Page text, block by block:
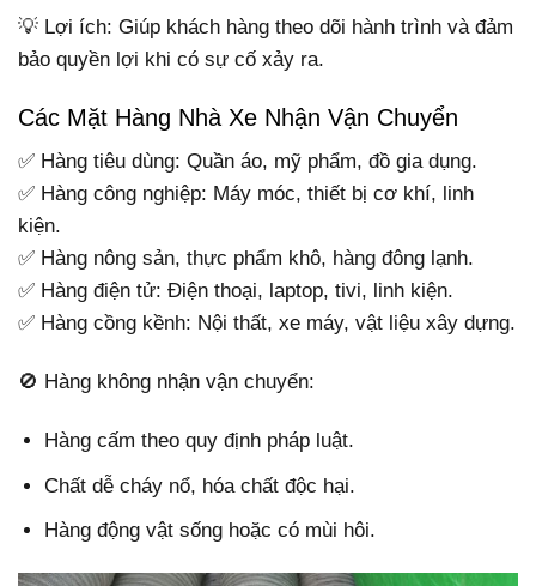
💡 Lợi ích: Giúp khách hàng theo dõi hành trình và đảm
bảo quyền lợi khi có sự cố xảy ra.
Các Mặt Hàng Nhà Xe Nhận Vận Chuyển
✅ Hàng tiêu dùng: Quần áo, mỹ phẩm, đồ gia dụng.
✅ Hàng công nghiệp: Máy móc, thiết bị cơ khí, linh
kiện.
✅ Hàng nông sản, thực phẩm khô, hàng đông lạnh.
✅ Hàng điện tử: Điện thoại, laptop, tivi, linh kiện.
✅ Hàng cồng kềnh: Nội thất, xe máy, vật liệu xây dựng.
🚫 Hàng không nhận vận chuyển:
Hàng cấm theo quy định pháp luật.
Chất dễ cháy nổ, hóa chất độc hại.
Hàng động vật sống hoặc có mùi hôi.